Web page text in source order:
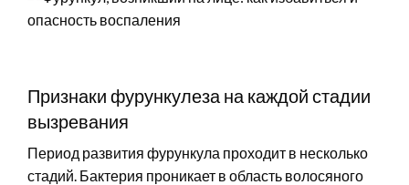
Признаки фурункулеза на каждой стадии
вызревания
Период развития фурункула проходит в несколько
стадий. Бактерия проникает в область волосяного